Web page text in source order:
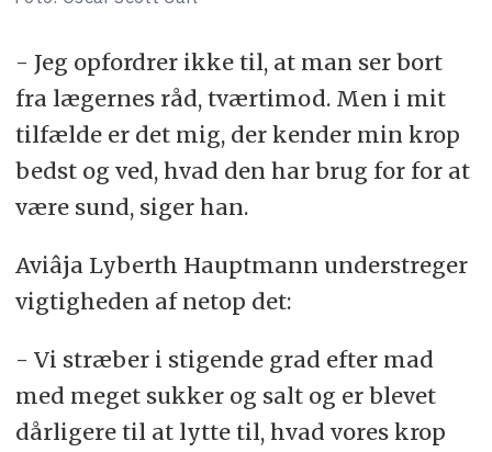
- Jeg opfordrer ikke til, at man ser bort
fra lægernes råd, tværtimod. Men i mit
tilfælde er det mig, der kender min krop
bedst og ved, hvad den har brug for for at
være sund, siger han.
Aviâja Lyberth Hauptmann understreger
vigtigheden af netop det:
- Vi stræber i stigende grad efter mad
med meget sukker og salt og er blevet
dårligere til at lytte til, hvad vores krop